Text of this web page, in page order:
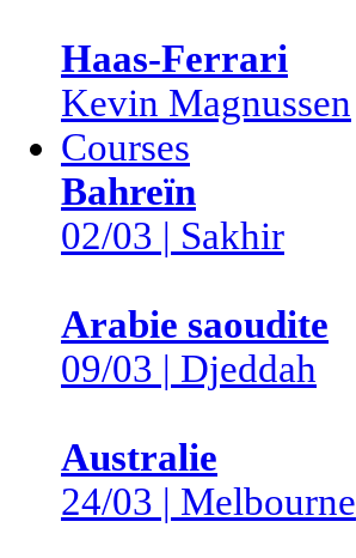
Haas-Ferrari
Kevin Magnussen
Courses
Bahreïn
02/03 | Sakhir
Arabie saoudite
09/03 | Djeddah
Australie
24/03 | Melbourne